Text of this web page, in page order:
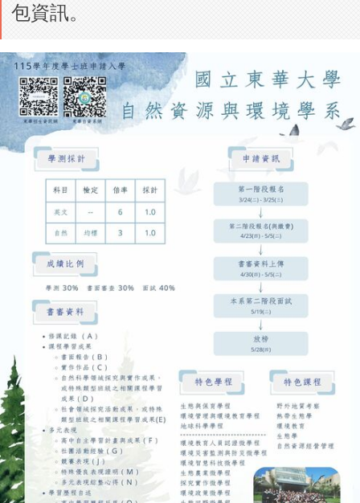
包資訊。